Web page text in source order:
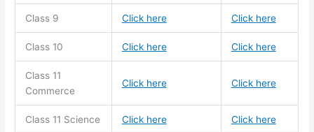
Class 9 Click here Click here
Class 10 Click here Click here
Class 11
Commerce
Click here Click here
Class 11 Science Click here Click here